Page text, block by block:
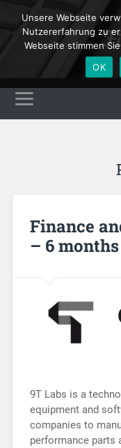
Finance
– 6
9T Labs is a
equipment and
companies to
performance parts
Unsere Webseite
Nutzererfahrung zu
Webseite stimmen
OK